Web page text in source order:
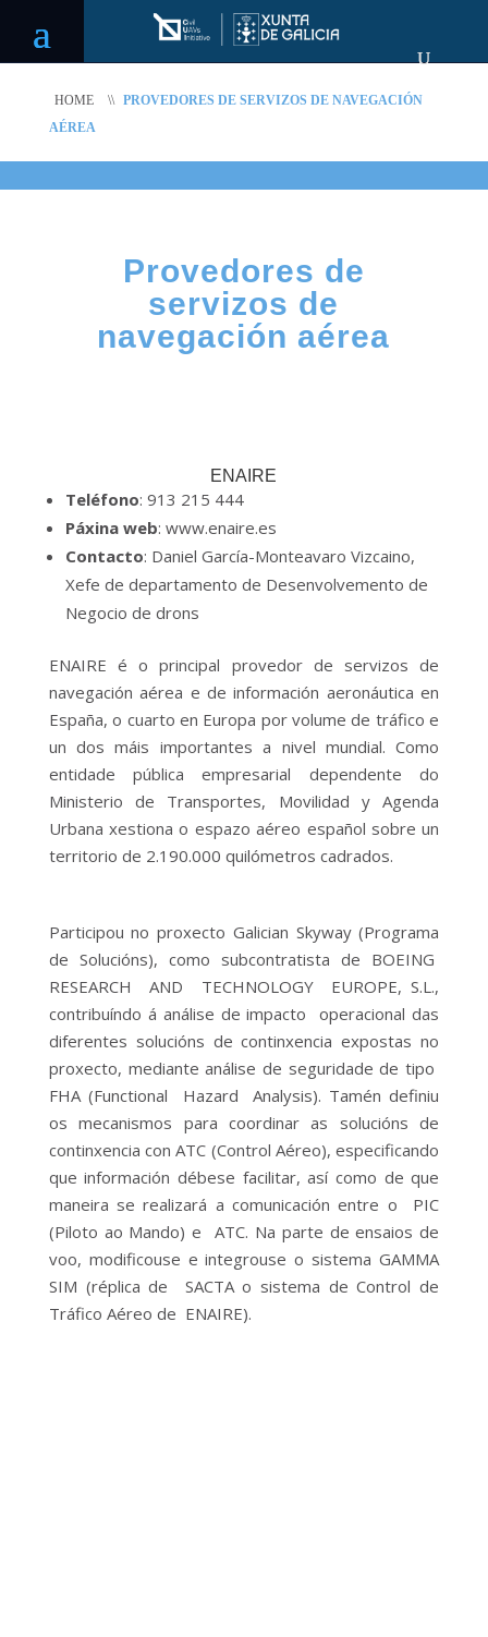
HOME \\ PROVEDORES DE SERVIZOS DE NAVEGACIÓN
AÉREA
Provedores de
servizos de
navegación aérea
ENAIRE
Teléfono: 913 215 444
Páxina web: www.enaire.es
Contacto: Daniel García-Monteavaro Vizcaino,
Xefe de departamento de Desenvolvemento de
Negocio de drons
ENAIRE é o principal provedor de servizos de
navegación aérea e de información aeronáutica en
España, o cuarto en Europa por volume de tráfico e
un dos máis importantes a nivel mundial. Como
entidade pública empresarial dependente do
Ministerio de Transportes, Movilidad y Agenda
Urbana xestiona o espazo aéreo español sobre un
territorio de 2.190.000 quilómetros cadrados.
Participou no proxecto Galician Skyway (Programa
de Solucións), como subcontratista de BOEING
RESEARCH AND TECHNOLOGY EUROPE, S.L.,
contribuíndo á análise de impacto operacional das
diferentes solucións de continxencia expostas no
proxecto, mediante análise de seguridade de tipo
FHA (Functional Hazard Analysis). Tamén definiu
os mecanismos para coordinar as solucións de
continxencia con ATC (Control Aéreo), especificando
que información débese facilitar, así como de que
maneira se realizará a comunicación entre o PIC
(Piloto ao Mando) e ATC. Na parte de ensaios de
voo, modificouse e integrouse o sistema GAMMA
SIM (réplica de SACTA o sistema de Control de
Tráfico Aéreo de ENAIRE).